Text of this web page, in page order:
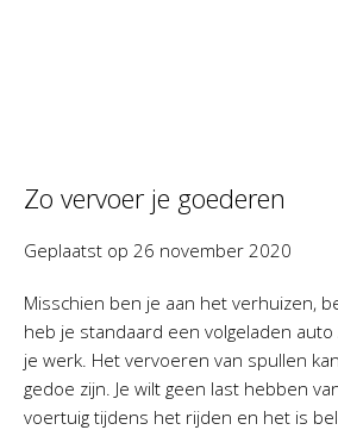
Zo vervoer je goederen
Geplaatst op 26 november 2020
Misschien ben je aan het verhuizen,
heb je standaard een volgeladen
je werk. Het vervoeren van spullen
gedoe zijn. Je wilt geen last hebben
voertuig tijdens het rijden en het is